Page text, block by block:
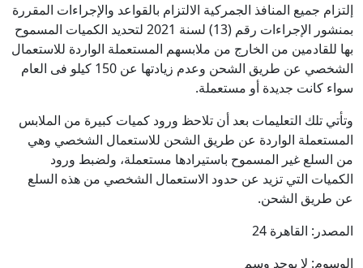
إلتزام جميع المنافذ الجمركية الالتزام بالقواعد والإجراءات المقررة
بمنشور الإجراءات رقم (13) لسنة 2021 لتحديد الكميات المسموح
بها للقادمين من الخارج من ملابسهم المستعملة الواردة للاستعمال
الشخصي عن طريق الشحن وعدم زيادتها عن 150 كيلو فى العام
سواء كانت جديدة أو مستعملة.
وتأتي تلك التعليمات بعد أن تلاحظ ورود كميات كبيرة من الملابس
المستعملة الواردة عن طريق الشحن للاستعمال الشخصي وهي
من السلع غير المسموح باستيرادها مستعملة، ولضبط ورود
الكميات التي تزيد عن حدود الاستعمال الشخصي من هذه السلع
عن طريق الشحن.
المصدر: القاهرة 24
الوسوم: لا يوجد وسم